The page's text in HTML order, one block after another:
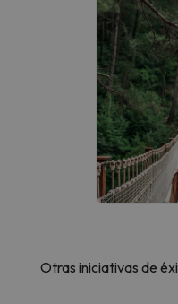
Otras iniciativas de